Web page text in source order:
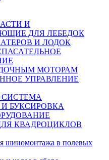
И
ДЛЯ ЛЕБЕДОК
И ЛОДОК
МОТОРАМ
УПРАВЛЕНИЕ
БУКСИРОВКА
КВАДРОЦИКЛОВ
шиномонтажа в полевых